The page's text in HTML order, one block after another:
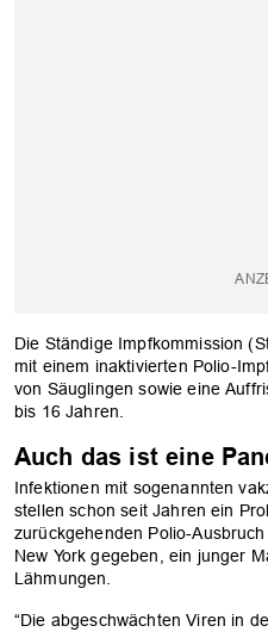
Die Ständige Impfkommission
mit einem inaktivierten Polio-
von Säuglingen sowie eine
bis 16 Jahren.
Auch das ist eine
Infektionen mit sogenannten
stellen schon seit Jahren ein
zurückgehenden Polio-
New York gegeben, ein junger
Lähmungen.
“Die abgeschwächten Viren in